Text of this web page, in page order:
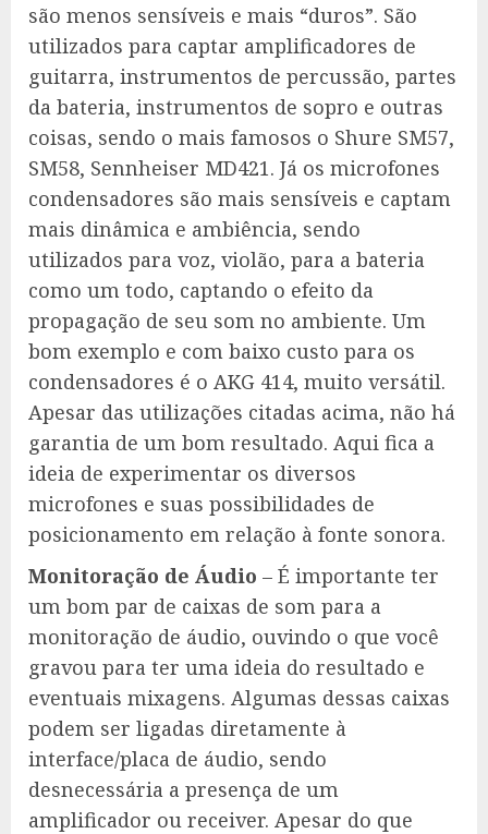
são menos sensíveis e mais “duros”. São
utilizados para captar amplificadores de
guitarra, instrumentos de percussão, partes
da bateria, instrumentos de sopro e outras
coisas, sendo o mais famosos o Shure SM57,
SM58, Sennheiser MD421. Já os microfones
condensadores são mais sensíveis e captam
mais dinâmica e ambiência, sendo
utilizados para voz, violão, para a bateria
como um todo, captando o efeito da
propagação de seu som no ambiente. Um
bom exemplo e com baixo custo para os
condensadores é o AKG 414, muito versátil.
Apesar das utilizações citadas acima, não há
garantia de um bom resultado. Aqui fica a
ideia de experimentar os diversos
microfones e suas possibilidades de
posicionamento em relação à fonte sonora.
Monitoração de Áudio – É importante ter
um bom par de caixas de som para a
monitoração de áudio, ouvindo o que você
gravou para ter uma ideia do resultado e
eventuais mixagens. Algumas dessas caixas
podem ser ligadas diretamente à
interface/placa de áudio, sendo
desnecessária a presença de um
amplificador ou receiver. Apesar do que